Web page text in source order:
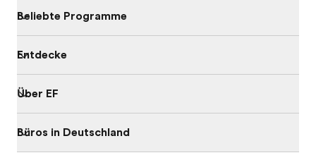
Beliebte Programme
Entdecke
Über EF
Büros in Deutschland